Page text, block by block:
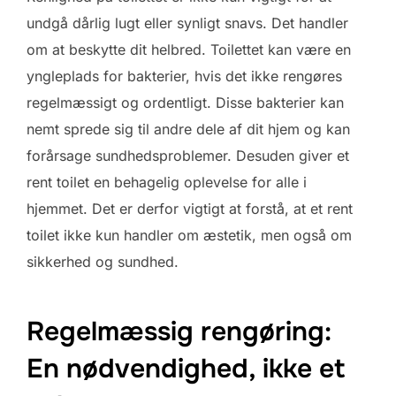
undgå dårlig lugt eller synligt snavs. Det handler
om at beskytte dit helbred. Toilettet kan være en
yngleplads for bakterier, hvis det ikke rengøres
regelmæssigt og ordentligt. Disse bakterier kan
nemt sprede sig til andre dele af dit hjem og kan
forårsage sundhedsproblemer. Desuden giver et
rent toilet en behagelig oplevelse for alle i
hjemmet. Det er derfor vigtigt at forstå, at et rent
toilet ikke kun handler om æstetik, men også om
sikkerhed og sundhed.
Regelmæssig rengøring:
En nødvendighed, ikke et